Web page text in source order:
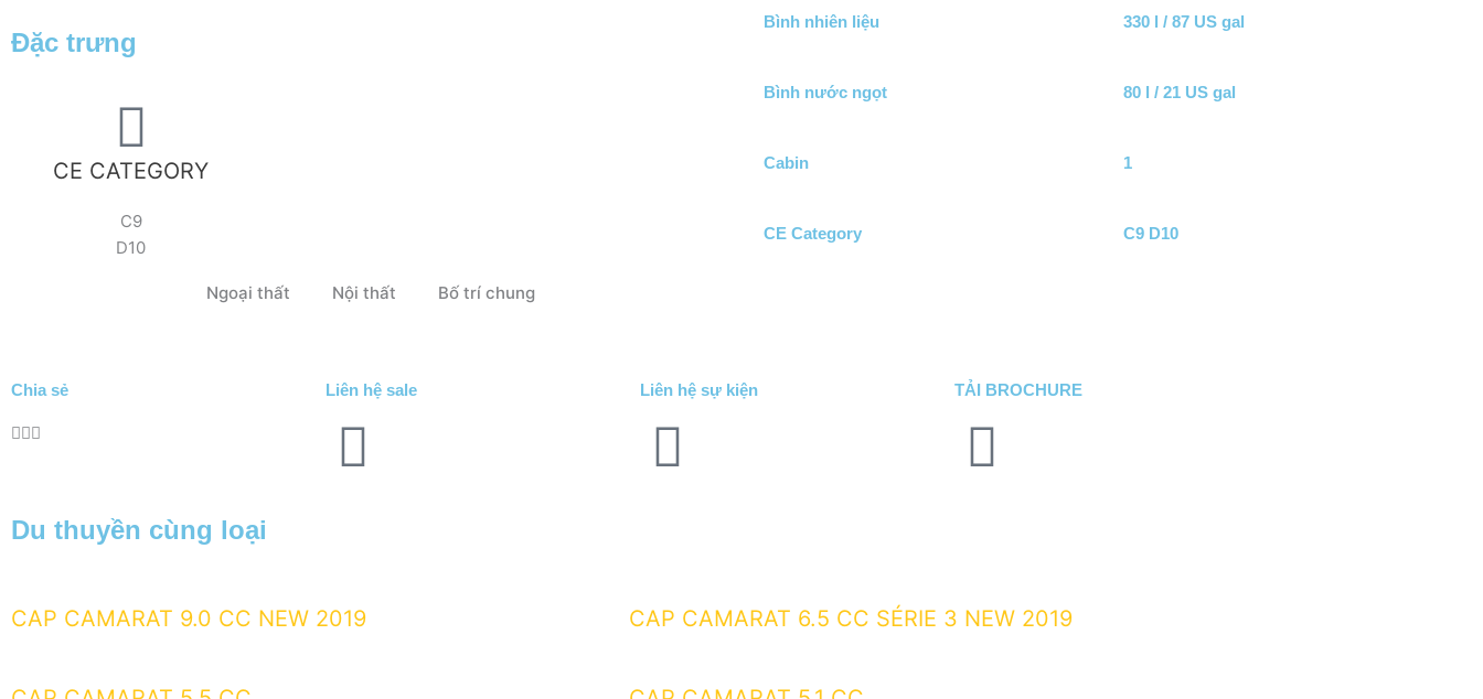
Đặc trưng
CE CATEGORY
C9
D10
Ngoại thất Nội thất Bố trí chung
Bình nhiên liệu 330 l / 87 US gal
Bình nước ngọt 80 l / 21 US gal
Cabin 1
CE Category C9 D10
Chia sẻ Liên hệ sale Liên hệ sự kiện TẢI BROCHURE
Du thuyền cùng loại
CAP CAMARAT 9.0 CC NEW 2019 CAP CAMARAT 6.5 CC SÉRIE 3 NEW 2019